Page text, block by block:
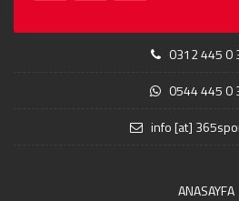
0312 445 0
0544 445 0
info [at]
ANASAYFA